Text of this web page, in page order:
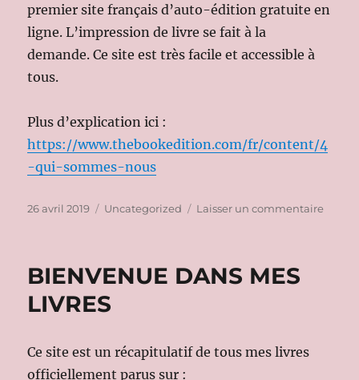
premier site français d’auto-édition gratuite en
ligne. L’impression de livre se fait à la
demande. Ce site est très facile et accessible à
tous.
Plus d’explication ici :
https://www.thebookedition.com/fr/content/4
-qui-sommes-nous
Publié
26 avril 2019 Catégories
Uncategorized Laisser un commentairesur
BIENVENUE DANS MES
LIVRES
Ce site est un récapitulatif de tous mes livres
officiellement parus sur :